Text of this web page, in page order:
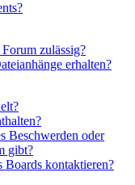
zulässig?
erhalten?
Beschwerden oder
gibt?
Boards kontaktieren?